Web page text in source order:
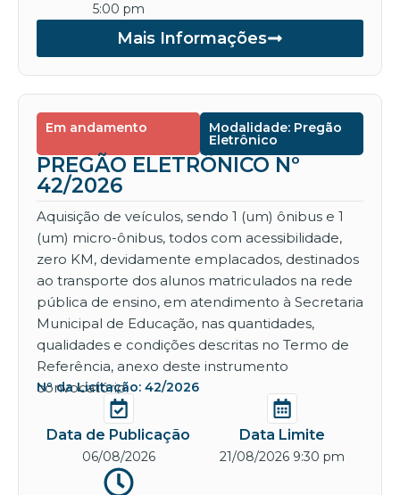
5:00 pm
Mais Informações
Em andamento Modalidade: Pregão
Eletrônico
PREGÃO ELETRÔNICO Nº
42/2026
Aquisição de veículos, sendo 1 (um) ônibus e 1
(um) micro-ônibus, todos com acessibilidade,
zero KM, devidamente emplacados, destinados
ao transporte dos alunos matriculados na rede
pública de ensino, em atendimento à Secretaria
Municipal de Educação, nas quantidades,
qualidades e condições descritas no Termo de
Referência, anexo deste instrumento
convocatório.
Nº da Licitação: 42/2026
Data de Publicação
06/08/2026
Data Limite
21/08/2026 9:30 pm